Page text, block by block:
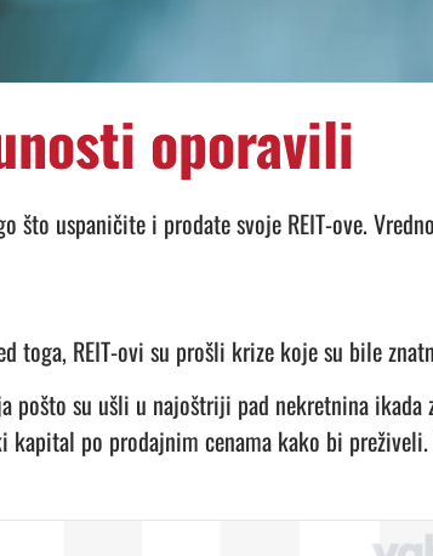
oporavili
što uspaničite i prodate svoje REIT-ove.
toga, REIT-ovi su prošli krize koje su bile
su ušli u najoštriji pad nekretnina ikada
kapital po prodajnim cenama kako bi preživeli.